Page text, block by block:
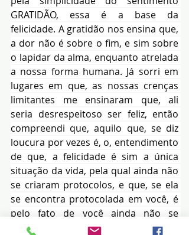
GRATIDÃO, essa é a base da
felicidade. A gratidão nos ensina que,
a dor não é sobre o fim, e sim sobre
o lapidar da alma, enquanto atrelada
a nossa forma humana. Já sorri em
lugares em que, as nossas crenças
limitantes me ensinaram que, ali
seria desrespeitoso ser feliz, então
compreendi que, aquilo que, se diz
loucura por vezes é, o, entendimento
de que, a felicidade é sim a única
situação da vida, pela qual ainda não
se criaram protocolos, e que, se ela
se encontra protocolada em você, é
pelo fato de você ainda não se
permitiu sentir gratidão pelo simples